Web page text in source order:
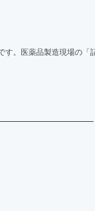
。医薬品製造現場の「